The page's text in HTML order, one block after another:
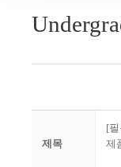
제목
[
제